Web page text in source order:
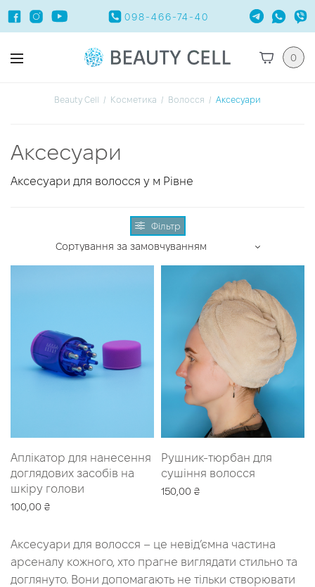
098-466-74-40
0
Beauty Cell / Косметика / Волосся / Аксесуари
Аксесуари
Аксесуари для волосся у м Рівне
Фільтр
Аплікатор для нанесення
доглядових засобів на
шкіру голови
100,00 ₴
Рушник-тюрбан для
сушіння волосся
150,00 ₴
Аксесуари для волосся – це невід’ємна частина
арсеналу кожного, хто прагне виглядати стильно та
доглянуто. Вони допомагають не тільки створювати